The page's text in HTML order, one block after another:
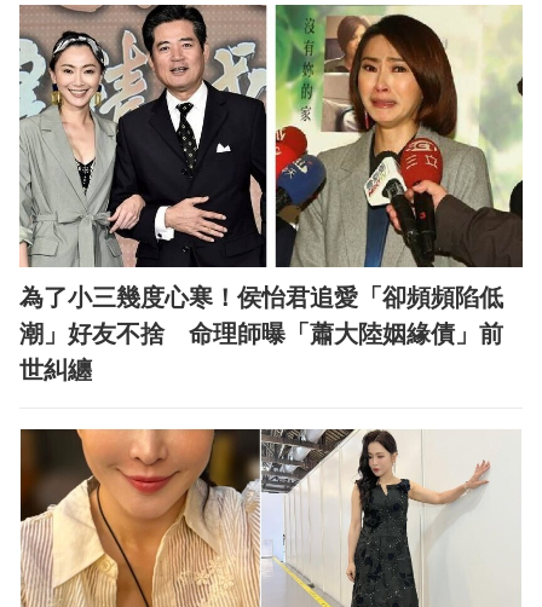
為了小三幾度心寒！侯怡君追愛「卻頻頻陷低
潮」好友不捨 命理師曝「蕭大陸姻緣債」前
世糾纏